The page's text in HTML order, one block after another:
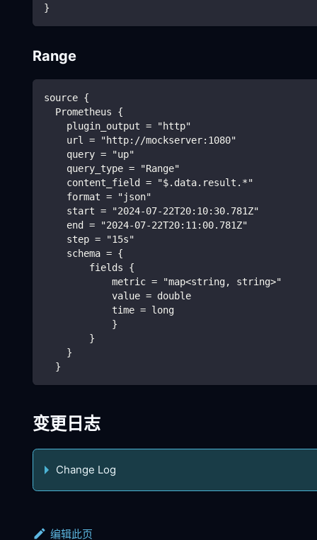
}
Range
source {
  Prometheus {
    plugin_output = "http"
    url = "http://mockserver:1080"
    query = "up"
    query_type = "Range"
    content_field = "$.data.result.*"
    format = "json"
    start = "2024-07-22T20:10:30.781Z"
    end = "2024-07-22T20:11:00.781Z"
    step = "15s"
    schema = {
        fields {
            metric = "map<string, string>"
            value = double
            time = long
            }
        }
    }
  }
变更日志
Change Log
编辑此页